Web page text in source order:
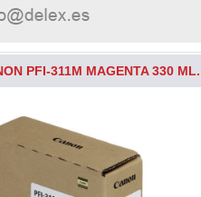
PFI-311M MAGENTA 330 ML.